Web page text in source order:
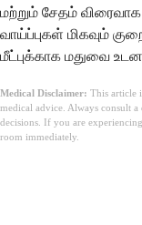
மற்றும் சேதம்
வாய்ப்புகள் மிகவும்
மீட்புக்காக மதுவை
Medical Disclaimer: This article
medical advice. Always consult
decisions. If you are
room immediately.